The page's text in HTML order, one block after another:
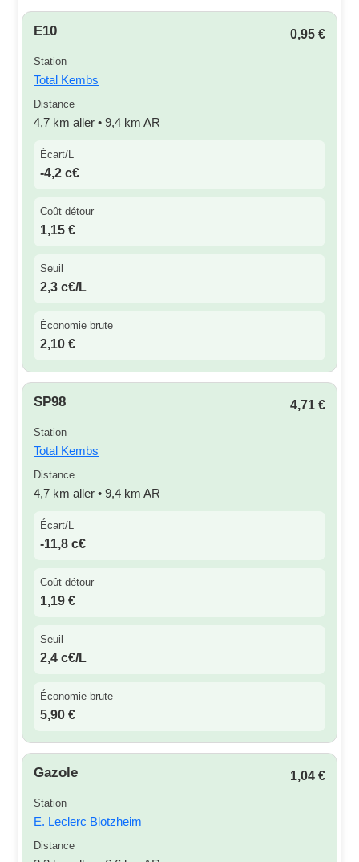
E10 0,95 €
Station
Total Kembs
Distance
4,7 km aller • 9,4 km AR
Écart/L
-4,2 c€
Coût détour
1,15 €
Seuil
2,3 c€/L
Économie brute
2,10 €
SP98 4,71 €
Station
Total Kembs
Distance
4,7 km aller • 9,4 km AR
Écart/L
-11,8 c€
Coût détour
1,19 €
Seuil
2,4 c€/L
Économie brute
5,90 €
Gazole 1,04 €
Station
E. Leclerc Blotzheim
Distance